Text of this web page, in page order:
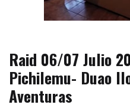
Raid 06/07 Julio
Pichilemu- Duao
Aventuras